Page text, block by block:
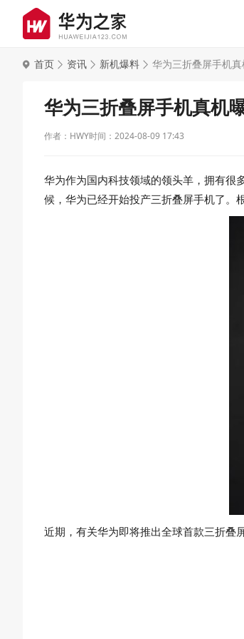
首页 资讯 新机爆料 华为三折叠屏手机
华为三折叠屏手机真机
作者：HWY时间：2024-08-09 17:43
华为作为国内科技领域的领头羊，拥有很
候，华为已经开始投产三折叠屏手机了。
近期，有关华为即将推出全球首款三折叠